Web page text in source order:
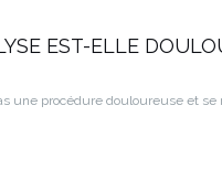
EST-ELLE
une procédure douloureuse et se